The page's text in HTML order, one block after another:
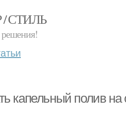
СТИЛЬ
решения!
капельный полив на